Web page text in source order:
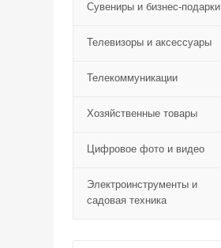
Сувениры и бизнес-подарки
Телевизоры и аксессуары
Телекоммуникации
Хозяйственные товары
Цифровое фото и видео
Электроинструменты и
садовая техника